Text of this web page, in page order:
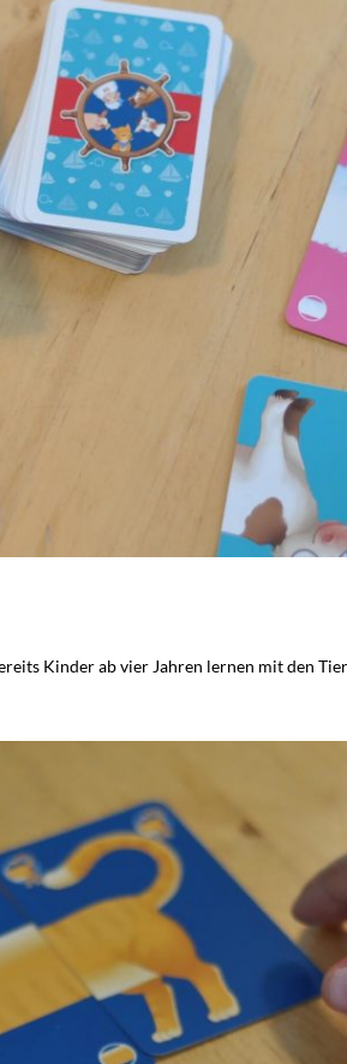
Kinder ab vier Jahren lernen mit den